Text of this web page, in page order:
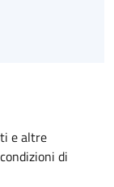
e altre
di